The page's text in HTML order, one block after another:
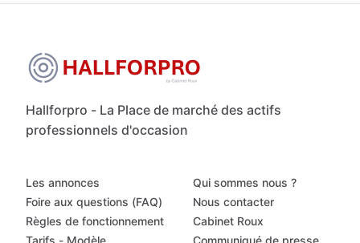
Hallforpro - La Place de marché des actifs
professionnels d'occasion
Les annonces
Foire aux questions (FAQ)
Règles de fonctionnement
Tarifs - Modèle
Qui sommes nous ?
Nous contacter
Cabinet Roux
Communiqué de presse